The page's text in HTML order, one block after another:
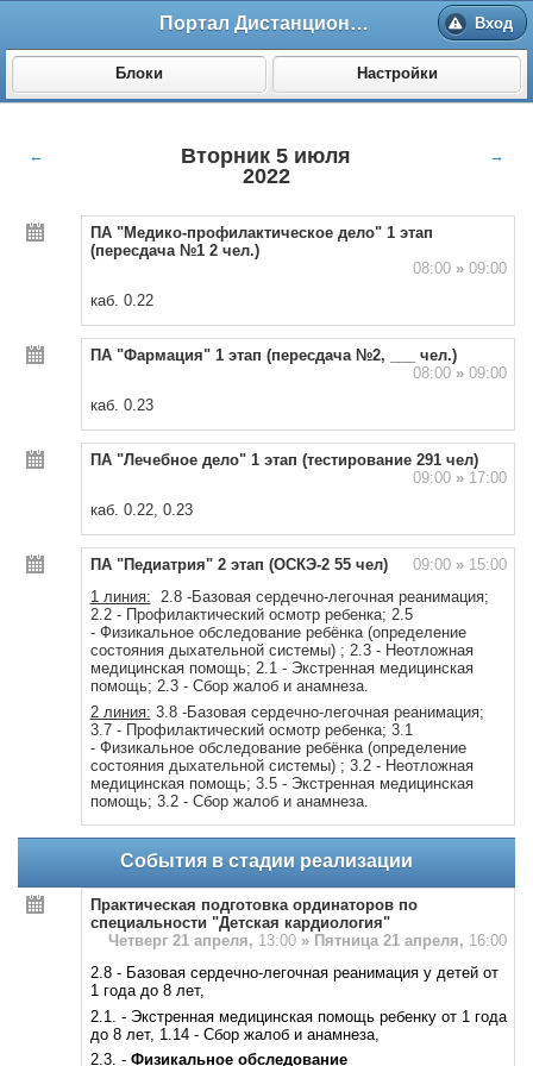
Портал Дистанционного обучения ВолгГМУ Вход
Блоки Настройки
←
Вторник 5 июля
2022
→
ПА "Медико-профилактическое дело" 1 этап
(пересдача №1 2 чел.)
08:00 »09:00
каб. 0.22
ПА "Фармация" 1 этап (пересдача №2, ___ чел.)
08:00 »09:00
каб. 0.23
ПА "Лечебное дело" 1 этап (тестирование 291 чел)
09:00 »17:00
каб. 0.22, 0.23
ПА "Педиатрия" 2 этап (ОСКЭ-2 55 чел) 09:00 »15:00
1 линия: 2.8 -Базовая сердечно-легочная реанимация;
2.2 - Профилактический осмотр ребенка; 2.5
- Физикальное обследование ребёнка (определение
состояния дыхательной системы) ; 2.3 - Неотложная
медицинская помощь; 2.1 - Экстренная медицинская
помощь; 2.3 - Сбор жалоб и анамнеза.
2 линия: 3.8 -Базовая сердечно-легочная реанимация;
3.7 - Профилактический осмотр ребенка; 3.1
- Физикальное обследование ребёнка (определение
состояния дыхательной системы) ; 3.2 - Неотложная
медицинская помощь; 3.5 - Экстренная медицинская
помощь; 3.2 - Сбор жалоб и анамнеза.
События в стадии реализации
Практическая подготовка ординаторов по
специальности "Детская кардиология"
Четверг 21 апреля, 13:00 » Пятница 21 апреля, 16:00
2.8 - Базовая сердечно-легочная реанимация у детей от
1 года до 8 лет,
2.1. - Экстренная медицинская помощь ребенку от 1 года
до 8 лет, 1.14 - Сбор жалоб и анамнеза,
2.3. - Физикальное обследование